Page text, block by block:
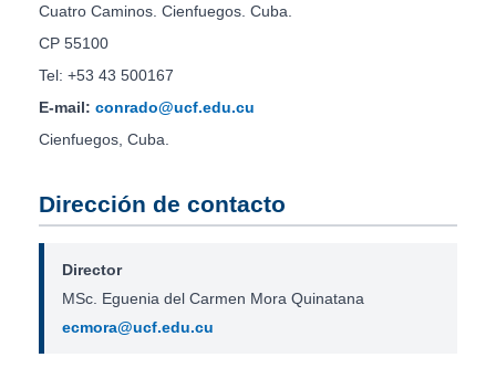
Cuatro Caminos. Cienfuegos. Cuba.
CP 55100
Tel: +53 43 500167
E-mail: conrado@ucf.edu.cu
Cienfuegos, Cuba.
Dirección de contacto
Director
MSc. Eguenia del Carmen Mora Quinatana
ecmora@ucf.edu.cu